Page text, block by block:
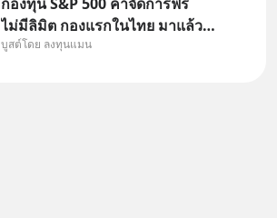
ไม่มีลิมิต กองแรกในไทย มาแล้ว..
กองทุนที่ออกแบบมาเพื่อแก้ Pain
บูสต์โดย ลงทุนแมน